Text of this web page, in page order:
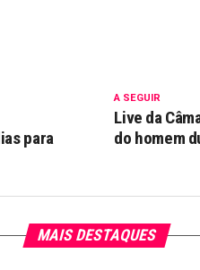
A SEGUIR
Live da
do homem
para
MAIS DESTAQUES